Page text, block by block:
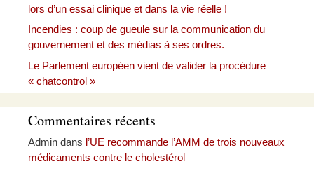
lors d’un essai clinique et dans la vie réelle !
Incendies : coup de gueule sur la communication du
gouvernement et des médias à ses ordres.
Le Parlement européen vient de valider la procédure
« chatcontrol »
Commentaires récents
Admin dans l’UE recommande l’AMM de trois nouveaux
médicaments contre le cholestérol